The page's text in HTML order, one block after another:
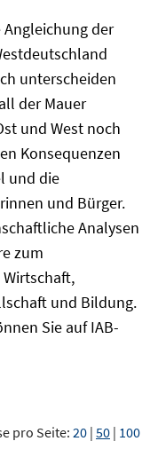
Angleichung der
unterscheiden
der Mauer
und West noch
Konsequenzen
und die
und Bürger.
Analysen
zum
und Bildung.
Sie auf IAB-
pro Seite:20 | 50 | 100